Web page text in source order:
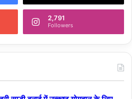
2,791
Followers